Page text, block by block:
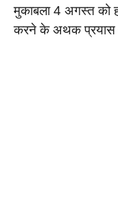
मुकाबला 4 अगस्त को
करने के अथक प्रयास